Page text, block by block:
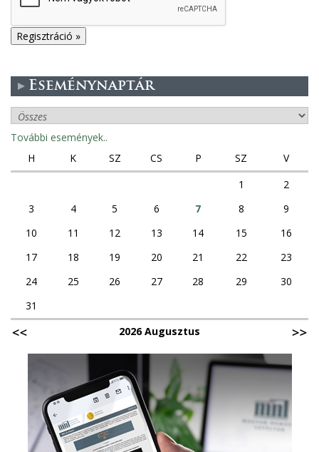
Eseménynaptár
További események..
H
K SZ CS P SZ
V
1
2
3
4 5 6 7 8
9
10
11 12 13 14 15
16
17
18 19 20 21 22
23
24
25 26 27 28 29
30
31
2026 Augusztus